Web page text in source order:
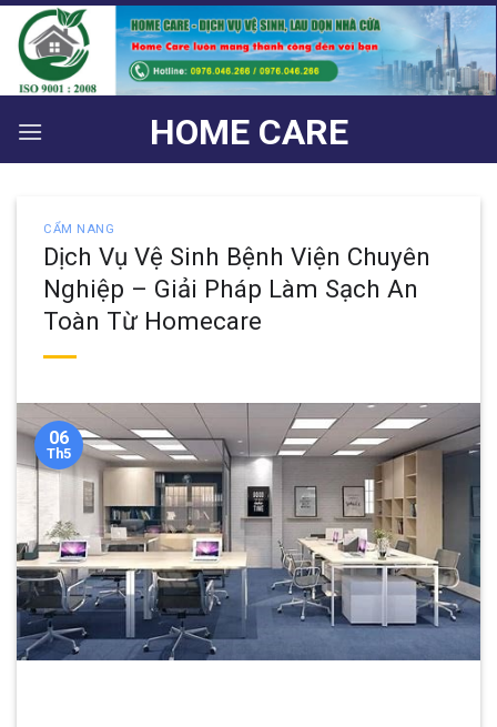
Bỏ
qua
nội
dung
HOME CARE
CẨM NANG
Dịch Vụ Vệ Sinh Bệnh Viện Chuyên
Nghiệp – Giải Pháp Làm Sạch An
Toàn Từ Homecare
06
Th5